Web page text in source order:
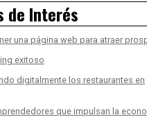
de Interés
una página web para atraer
exitoso
digitalmente los restaurantes en
que impulsan la